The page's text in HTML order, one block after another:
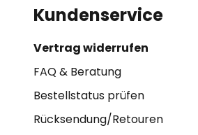
Kundenservice
Vertrag widerrufen
FAQ & Beratung
Bestellstatus prüfen
Rücksendung/Retouren